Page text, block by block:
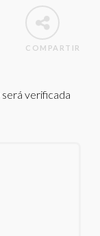
COMPARTIR
será verificada